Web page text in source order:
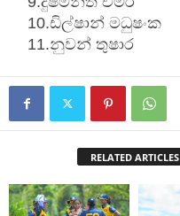
10.ඩිල්ෂාන් මධුෂංක
11.නුවන් තුෂාර
RELATED ARTICLES